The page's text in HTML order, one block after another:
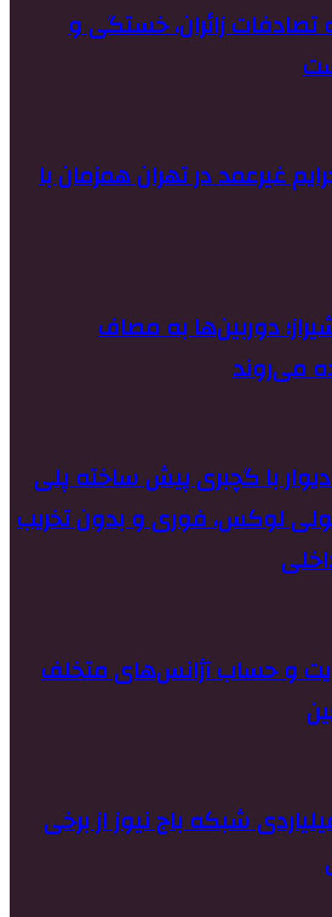
تصادفات زائران، خستگی و
جرایم غیرعمد در تهران همزمان با
دوربین‌ها به مصاف
می‌روند
با گچبری پیش ساخته پلی
لوکس، فوری و بدون تخریب
۳ سایت و حساب آژانس‌های متخلف
شبکه باج نیوز از برخی